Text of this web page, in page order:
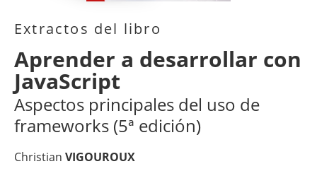
Extractos del libro
Aprender a desarrollar con
JavaScript
Aspectos principales del uso de
frameworks (5ª edición)
Christian VIGOUROUX